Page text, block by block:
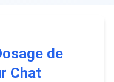
de
Chat